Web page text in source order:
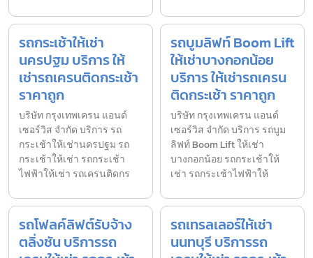
รถกระเช้าให้เช่า
นครปฐม บริการ ให้
เช่ารถเครนติดกระเช้า
ราคาถูก
บริษัท กรุงเทพเครน แอนด์
เซอร์วิส จำกัด บริการ รถ
กระเช้าให้เช่านครปฐม รถ
กระเช้าให้เช่า รถกระเช้า
ไฟฟ้าให้เช่า รถเครนติดกร
รถบูมลิฟท์ Boom Lift
ให้เช่าบางกอกน้อย
บริการ ให้เช่ารถเครน
ติดกระเช้า ราคาถูก
บริษัท กรุงเทพเครน แอนด์
เซอร์วิส จำกัด บริการ รถบูม
ลิฟท์ Boom Lift ให้เช่า
บางกอกน้อย รถกระเช้าให้
เช่า รถกระเช้าไฟฟ้าให้
รถโฟลค์ลิฟต์รับจ้าง
ตลิ่งชัน บริการรถ
รถเทรลเลอร์ให้เช่า
นนทบุรี บริการรถ